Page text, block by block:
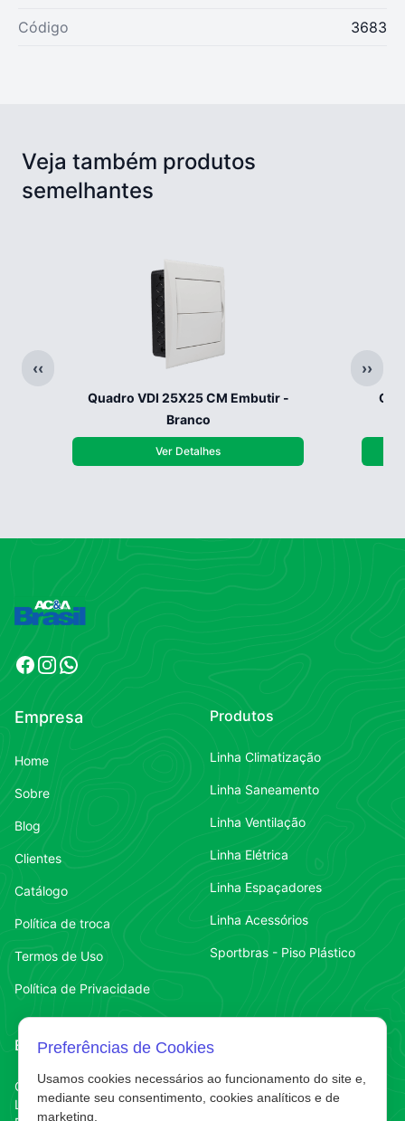
Código 3683
Veja também produtos
semelhantes
‹‹ ››
Quadro VDI 25X25 CM Embutir -
Branco
Ver Detalhes
Facebook
Instagram
WhatsApp
Empresa
Home
Sobre
Blog
Clientes
Catálogo
Política de troca
Termos de Uso
Política de Privacidade
Produtos
Linha Climatização
Linha Saneamento
Linha Ventilação
Linha Elétrica
Linha Espaçadores
Linha Acessórios
Sportbras - Piso Plástico
Endereço
Chapecó-SC
Líder
Contato
(49) 3323-7484Contato
Preferências de Cookies
Usamos cookies necessários ao funcionamento do site e,
mediante seu consentimento, cookies analíticos e de
marketing.